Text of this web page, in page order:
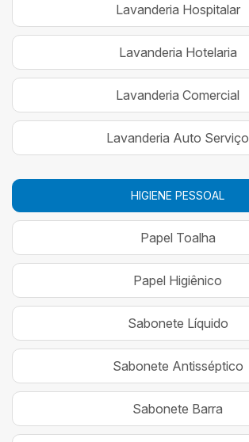
Lavanderia Hospitalar
Lavanderia Hotelaria
Lavanderia Comercial
Lavanderia Auto Serviço
HIGIENE PESSOAL
Papel Toalha
Papel Higiênico
Sabonete Líquido
Sabonete Antisséptico
Sabonete Barra